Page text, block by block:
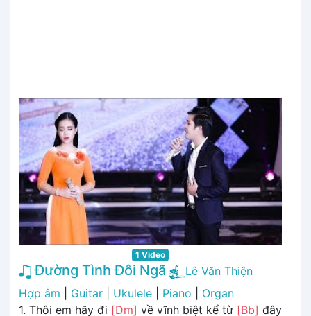
1 Video
Đường Tình Đôi Ngã
Lê Văn Thiện
Hợp âm
Guitar Ukulele Piano
Organ
1. Thôi em hãy đi [Dm] về vĩnh biệt kể từ [Bb] đây